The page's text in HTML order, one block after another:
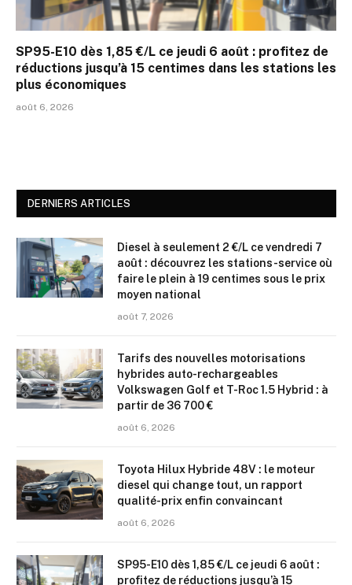
SP95-E10 dès 1,85 €/L ce jeudi 6 août : profitez de
réductions jusqu’à 15 centimes dans les stations les
plus économiques
août 6, 2026
DERNIERS ARTICLES
Diesel à seulement 2 €/L ce vendredi 7
août : découvrez les stations-service où
faire le plein à 19 centimes sous le prix
moyen national
août 7, 2026
Tarifs des nouvelles motorisations
hybrides auto-rechargeables
Volkswagen Golf et T-Roc 1.5 Hybrid : à
partir de 36 700 €
août 6, 2026
Toyota Hilux Hybride 48V : le moteur
diesel qui change tout, un rapport
qualité-prix enfin convaincant
août 6, 2026
SP95-E10 dès 1,85 €/L ce jeudi 6 août :
profitez de réductions jusqu’à 15